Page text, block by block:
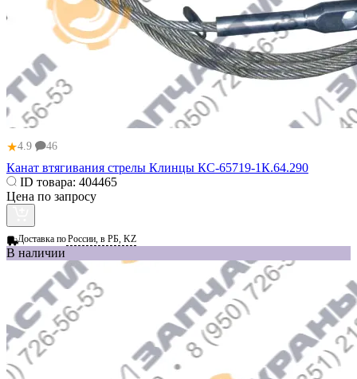
★4.9 46
Канат втягивания стрелы Клинцы КС-65719-1К.64.290
ID товара: 404465
Цена по запросу
Доставка поРоссии, в РБ, KZ
В наличии